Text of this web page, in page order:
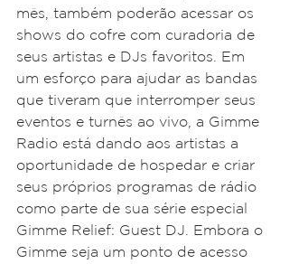
mês, também poderão acessar os
shows do cofre com curadoria de
seus artistas e DJs favoritos. Em
um esforço para ajudar as bandas
que tiveram que interromper seus
eventos e turnês ao vivo, a Gimme
Radio está dando aos artistas a
oportunidade de hospedar e criar
seus próprios programas de rádio
como parte de sua série especial
Gimme Relief: Guest DJ. Embora o
Gimme seja um ponto de acesso